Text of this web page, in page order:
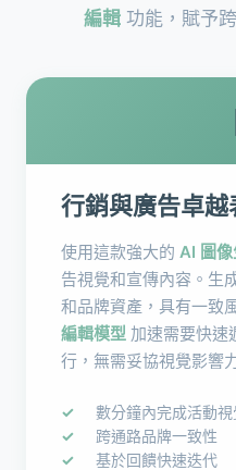
編輯 功能，賦予
行銷與廣告卓越
使用這款強大的 AI 圖
告視覺和宣傳內容。生
和品牌資產，具有一致
編輯模型 加速需要快速
行，無需妥協視覺影響
數分鐘內完成活動視
跨通路品牌一致性
基於回饋快速迭代